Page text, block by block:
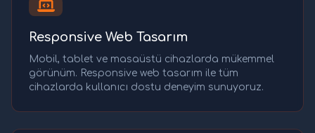
Responsive Web Tasarım
Mobil, tablet ve masaüstü cihazlarda mükemmel
görünüm. Responsive web tasarım ile tüm
cihazlarda kullanıcı dostu deneyim sunuyoruz.